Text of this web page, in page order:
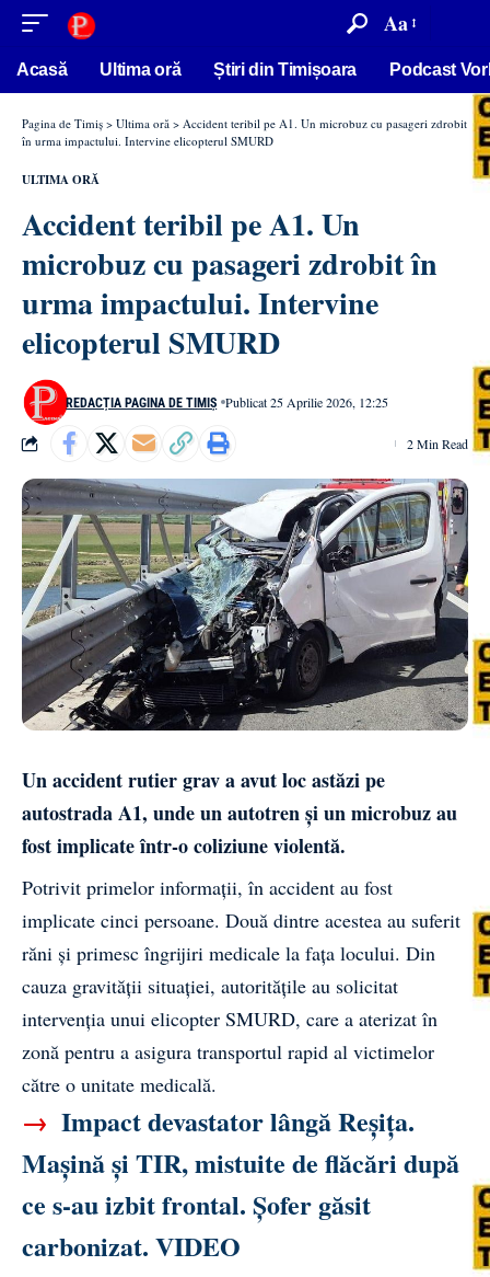
conținut Aa
Acasă Ultima oră Știri din Timișoara Podcast
Pagina de Timiș > Ultima oră > Accident teribil pe A1. Un microbuz cu pasageri zdrobit
în urma impactului. Intervine elicopterul SMURD
ULTIMA ORĂ
Accident teribil pe A1. Un
microbuz cu pasageri zdrobit în
urma impactului. Intervine
elicopterul SMURD
REDACȚIA PAGINA DE TIMIȘ Publicat 25 Aprilie 2026, 12:25
2 Min Read
Un accident rutier grav a avut loc astăzi pe
autostrada A1, unde un autotren și un microbuz au
fost implicate într-o coliziune violentă.
Potrivit primelor informații, în accident au fost
implicate cinci persoane. Două dintre acestea au suferit
răni și primesc îngrijiri medicale la fața locului. Din
cauza gravității situației, autoritățile au solicitat
intervenția unui elicopter SMURD, care a aterizat în
zonă pentru a asigura transportul rapid al victimelor
către o unitate medicală.
→ Impact devastator lângă Reșița.
Mașină și TIR, mistuite de flăcări după
ce s-au izbit frontal. Șofer găsit
carbonizat. VIDEO